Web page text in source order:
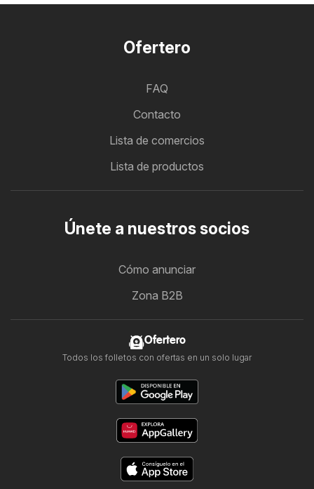
Ofertero
FAQ
Contacto
Lista de comercios
Lista de productos
Únete a nuestros socios
Cómo anunciar
Zona B2B
Ofertero
Todos los folletos con ofertas en un solo lugar